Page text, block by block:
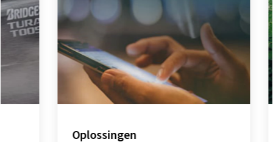
Oplossingen